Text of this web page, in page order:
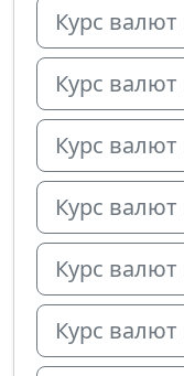
Курс валют
Курс
Курс
Курс валют
Курс
Курс